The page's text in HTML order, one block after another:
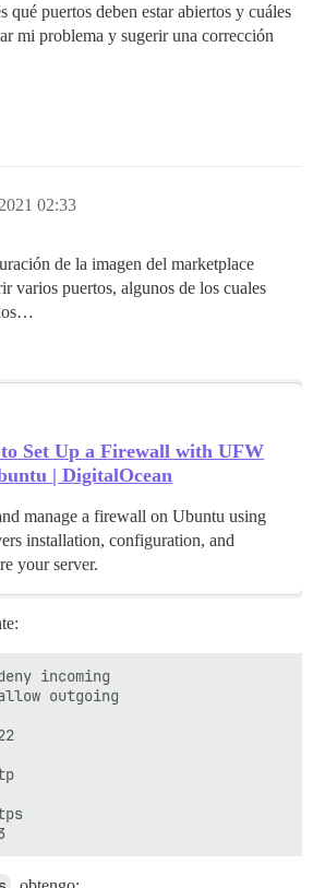
qué puertos deben estar abiertos y cuáles
mi problema y sugerir una corrección
02:33
de la imagen del marketplace
varios puertos, algunos de los cuales
Set Up a Firewall with UFW
| DigitalOcean
manage a firewall on Ubuntu using
installation, configuration, and
your server.
incoming
outgoing